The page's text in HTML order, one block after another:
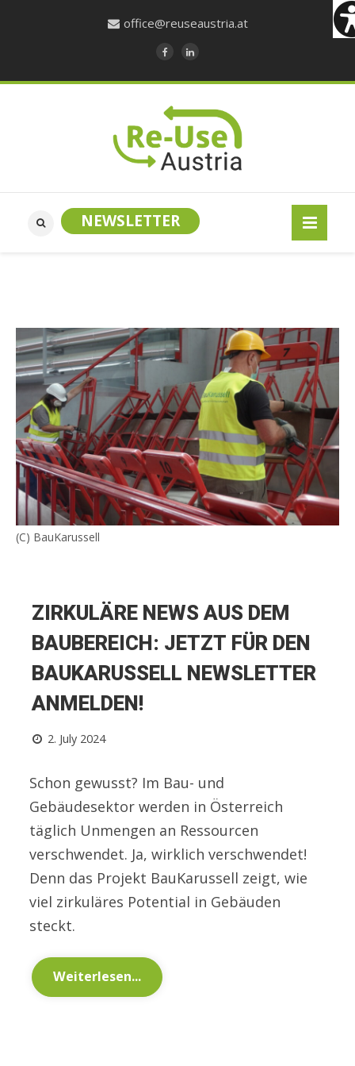
office@reuseaustria.at
NEWSLETTER
(C) BauKarussell
ZIRKULÄRE NEWS AUS DEM
BAUBEREICH: JETZT FÜR DEN
BAUKARUSSELL NEWSLETTER
ANMELDEN!
2. July 2024
Schon gewusst? Im Bau- und
Gebäudesektor werden in Österreich
täglich Unmengen an Ressourcen
verschwendet. Ja, wirklich verschwendet!
Denn das Projekt BauKarussell zeigt, wie
viel zirkuläres Potential in Gebäuden
steckt.
Weiterlesen...